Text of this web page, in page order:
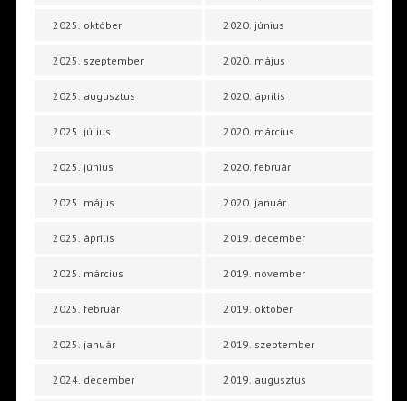
2025. október
2025. szeptember
2025. augusztus
2025. július
2025. június
2025. május
2025. április
2025. március
2025. február
2025. január
2024. december
2020. június
2020. május
2020. április
2020. március
2020. február
2020. január
2019. december
2019. november
2019. október
2019. szeptember
2019. augusztus